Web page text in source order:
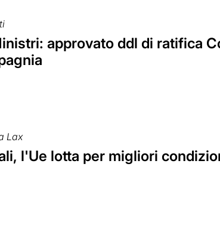
approvato ddl di ratifica
Lax
l'Ue lotta per migliori